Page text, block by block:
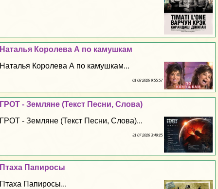
Наталья Королева А по камушкам
Наталья Королева А по камушкам...
01 08 2026 9:55:57
ГРОТ - Земляне (Текст Песни, Слова)
ГРОТ - Земляне (Текст Песни, Слова)...
31 07 2026 3:49:25
Птаха Папиросы
Птаха Папиросы...